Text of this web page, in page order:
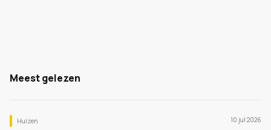
Meest gelezen
Huizen 10 jul 2026